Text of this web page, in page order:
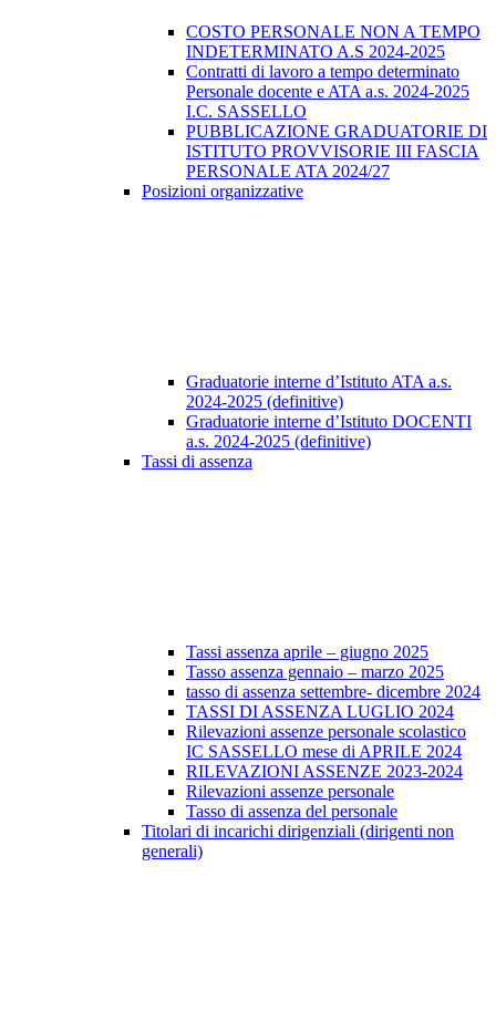
COSTO PERSONALE NON A TEMPO
INDETERMINATO A.S 2024-2025
Contratti di lavoro a tempo determinato
Personale docente e ATA a.s. 2024-2025
I.C. SASSELLO
PUBBLICAZIONE GRADUATORIE DI
ISTITUTO PROVVISORIE III FASCIA
PERSONALE ATA 2024/27
Posizioni organizzative
Graduatorie interne d’Istituto ATA a.s.
2024-2025 (definitive)
Graduatorie interne d’Istituto DOCENTI
a.s. 2024-2025 (definitive)
Tassi di assenza
Tassi assenza aprile – giugno 2025
Tasso assenza gennaio – marzo 2025
tasso di assenza settembre- dicembre 2024
TASSI DI ASSENZA LUGLIO 2024
Rilevazioni assenze personale scolastico
IC SASSELLO mese di APRILE 2024
RILEVAZIONI ASSENZE 2023-2024
Rilevazioni assenze personale
Tasso di assenza del personale
Titolari di incarichi dirigenziali (dirigenti non
generali)